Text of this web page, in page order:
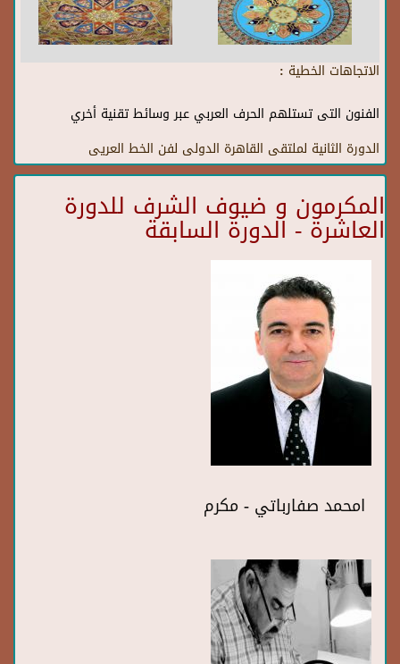
الاتجاهات الخطية :
الفنون التى تستلهم الحرف العربي عبر وسائط تقنية أخري
الدورة الثانية لملتقى القاهرة الدولى لفن الخط العريى
المكرمون و ضيوف الشرف للدورة
العاشرة - الدورة السابقة
امحمد صفارباتي - مكرم